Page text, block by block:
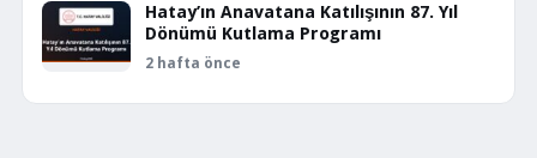
Hatay’ın Anavatana Katılışının 87. Yıl
Dönümü Kutlama Programı
2 hafta önce